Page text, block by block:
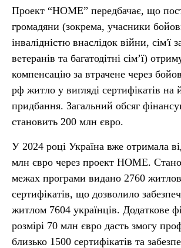
Проект “HOME” передбачає, що
громадяни (зокрема, учасники
інвалідністю внаслідок війни, сім'ї
ветеранів та багатодітні сім’ї)
компенсацію за втрачене через
рф житло у вигляді сертифікатів на
придбання. Загальний обсяг
становить 200 млн євро.
У 2024 році Україна вже отримала
млн євро через проект HOME.
межах програми видано 2760
сертифікатів, що дозволило
житлом 7604 українців. Додаткове
розмірі 70 млн євро дасть змогу
близько 1500 сертифікатів та